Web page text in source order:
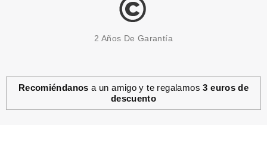
CLARINS
2 Años De Garantía
Recomiéndanos a un amigo y te regalamos3 euros de
descuento